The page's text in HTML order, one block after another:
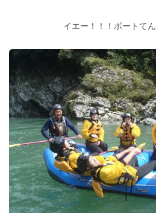
イエー！！！ボートて